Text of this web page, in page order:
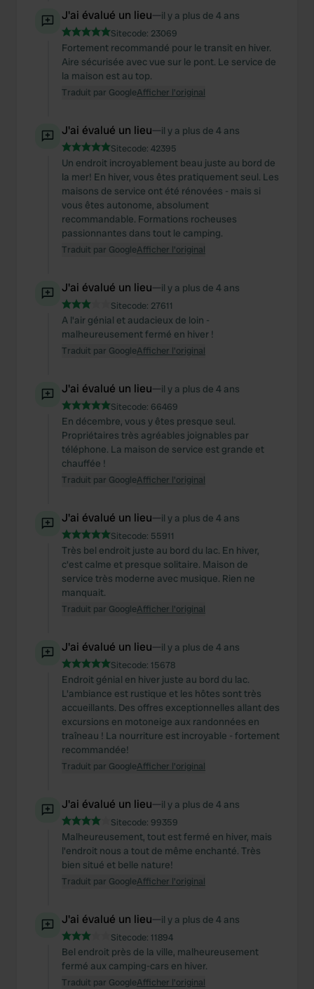
J'ai évalué un lieu—il y a plus de 4 ans
Sitecode: 23069
Fortement recommandé pour le transit en hiver.
Aire sécurisée avec vue sur le pont. Le service de
la maison est au top.
Traduit par GoogleAfficher l'original
J'ai évalué un lieu—il y a plus de 4 ans
Sitecode: 42395
Un endroit incroyablement beau juste au bord de
la mer! En hiver, vous êtes pratiquement seul. Les
maisons de service ont été rénovées - mais si
vous êtes autonome, absolument
recommandable. Formations rocheuses
passionnantes dans tout le camping.
Traduit par GoogleAfficher l'original
J'ai évalué un lieu—il y a plus de 4 ans
Sitecode: 27611
A l'air génial et audacieux de loin -
malheureusement fermé en hiver !
Traduit par GoogleAfficher l'original
J'ai évalué un lieu—il y a plus de 4 ans
Sitecode: 66469
En décembre, vous y êtes presque seul.
Propriétaires très agréables joignables par
téléphone. La maison de service est grande et
chauffée !
Traduit par GoogleAfficher l'original
J'ai évalué un lieu—il y a plus de 4 ans
Sitecode: 55911
Très bel endroit juste au bord du lac. En hiver,
c'est calme et presque solitaire. Maison de
service très moderne avec musique. Rien ne
manquait.
Traduit par GoogleAfficher l'original
J'ai évalué un lieu—il y a plus de 4 ans
Sitecode: 15678
Endroit génial en hiver juste au bord du lac.
L'ambiance est rustique et les hôtes sont très
accueillants. Des offres exceptionnelles allant des
excursions en motoneige aux randonnées en
traîneau ! La nourriture est incroyable - fortement
recommandée!
Traduit par GoogleAfficher l'original
J'ai évalué un lieu—il y a plus de 4 ans
Sitecode: 99359
Malheureusement, tout est fermé en hiver, mais
l'endroit nous a tout de même enchanté. Très
bien situé et belle nature!
Traduit par GoogleAfficher l'original
J'ai évalué un lieu—il y a plus de 4 ans
Sitecode: 11894
Bel endroit près de la ville, malheureusement
fermé aux camping-cars en hiver.
Traduit par GoogleAfficher l'original